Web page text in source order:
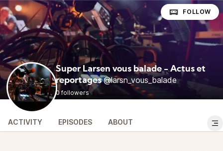
Super Larsen vous balade - Actus et
reportages @larsn_vous_balade
0 followers
FOLLOW
ACTIVITY EPISODES ABOUT